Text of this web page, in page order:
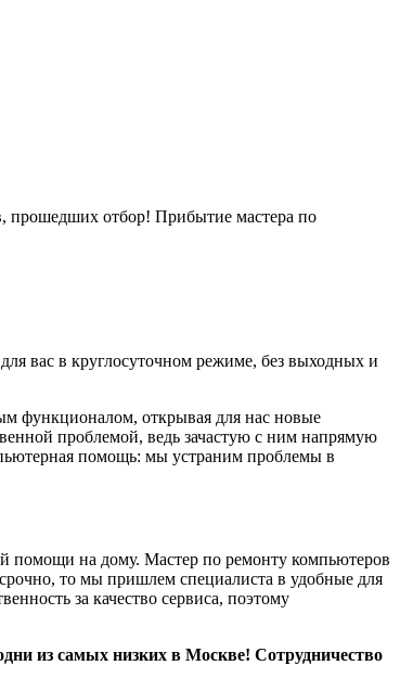
прошедших отбор! Прибытие мастера по
вас в круглосуточном режиме, без выходных и
функционалом, открывая для нас новые
проблемой, ведь зачастую с ним напрямую
помощь: мы устраним проблемы в
помощи на дому. Мастер по ремонту компьютеров
то мы пришлем специалиста в удобные для
за качество сервиса, поэтому
из самых низких в Москве! Сотрудничество